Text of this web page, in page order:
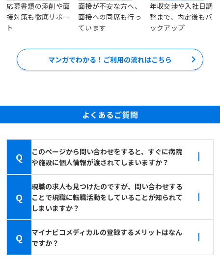
応募書類の添削や面
接対策も徹底サポー
ト
面接が不安な方へ、
面接への同席も行っ
ています
年収交渉や入社日調
整まで、内定後もバ
ックアップ
マンガでわかる！ご利用の流れはこちら
よくあるご質問
Q
このページから問い合わせをすると、すぐに病院
や施設に個人情報が渡されてしまいますか？
Q
現職の求人も見つけたのですが、問い合わせする
ことで現職に転職活動をしていることが知られて
しまいますか？
Q
マイナビコメディカルの登録するメリットはなん
ですか？